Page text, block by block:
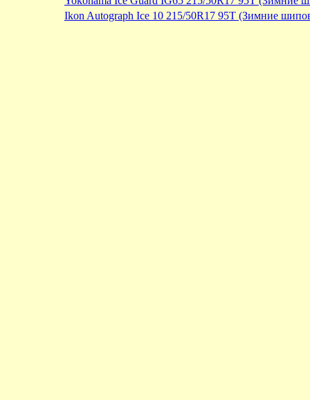
Ikon Autograph Ice 10 215/50R17 95T (Зимние